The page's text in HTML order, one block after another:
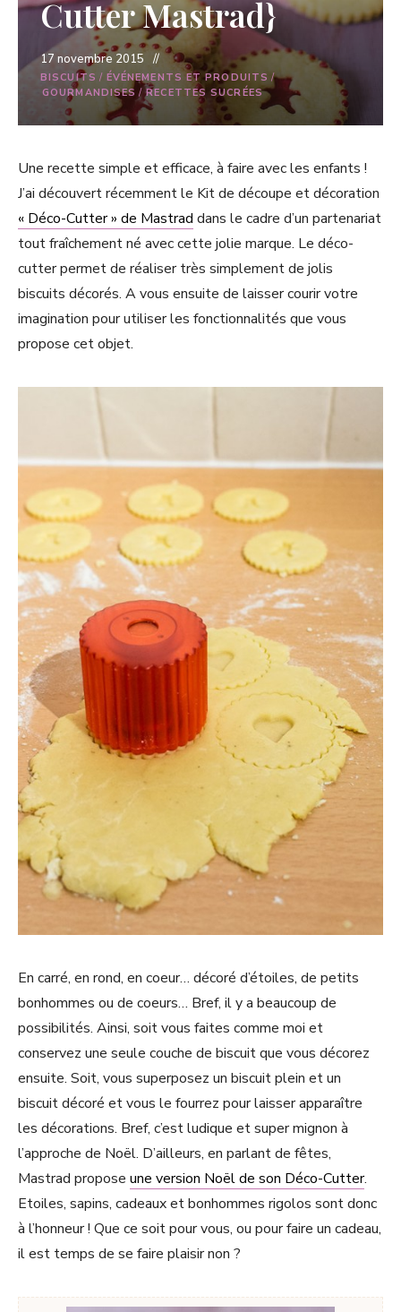
Cutter Mastrad}
17 novembre 2015
BISCUITS / ÉVÉNEMENTS ET PRODUITS /
GOURMANDISES / RECETTES SUCRÉES
Une recette simple et efficace, à faire avec les enfants !
J’ai découvert récemment le Kit de découpe et décoration
« Déco-Cutter » de Mastrad dans le cadre d’un partenariat
tout fraîchement né avec cette jolie marque. Le déco-
cutter permet de réaliser très simplement de jolis
biscuits décorés. A vous ensuite de laisser courir votre
imagination pour utiliser les fonctionnalités que vous
propose cet objet.
En carré, en rond, en coeur… décoré d’étoiles, de petits
bonhommes ou de coeurs… Bref, il y a beaucoup de
possibilités. Ainsi, soit vous faites comme moi et
conservez une seule couche de biscuit que vous décorez
ensuite. Soit, vous superposez un biscuit plein et un
biscuit décoré et vous le fourrez pour laisser apparaître
les décorations. Bref, c’est ludique et super mignon à
l’approche de Noël. D’ailleurs, en parlant de fêtes,
Mastrad propose une version Noël de son Déco-Cutter.
Etoiles, sapins, cadeaux et bonhommes rigolos sont donc
à l’honneur ! Que ce soit pour vous, ou pour faire un cadeau,
il est temps de se faire plaisir non ?